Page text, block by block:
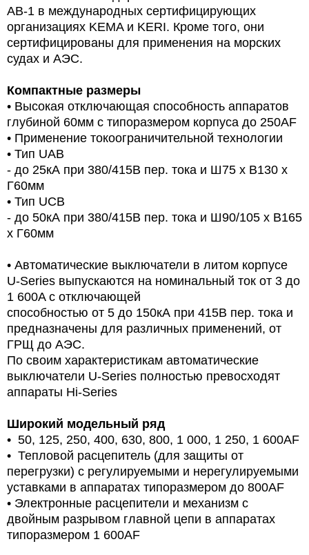
AB-1 в международных сертифицирующих
организациях KEMA и KERI. Кроме того, они
сертифицированы для применения на морских
судах и АЭС.
Компактные размеры
• Высокая отключающая способность аппаратов
глубиной 60мм с типоразмером корпуса до 250AF
• Применение токоограничительной технологии
• Тип UAB
- до 25кА при 380/415В пер. тока и Ш75 х В130 х
Г60мм
• Тип UCB
- до 50кА при 380/415В пер. тока и Ш90/105 х В165
х Г60мм
• Автоматические выключатели в литом корпусе
U-Series выпускаются на номинальный ток от 3 до
1 600A с отключающей
способностью от 5 до 150кА при 415В пер. тока и
предназначены для различных применений, от
ГРЩ до АЭС.
По своим характеристикам автоматические
выключатели U-Series полностью превосходят
аппараты Hi-Series
Широкий модельный ряд
• 50, 125, 250, 400, 630, 800, 1 000, 1 250, 1 600AF
• Тепловой расцепитель (для защиты от
перегрузки) с регулируемыми и нерегулируемыми
уставками в аппаратах типоразмером до 800AF
• Электронные расцепители и механизм с
двойным разрывом главной цепи в аппаратах
типоразмером 1 600AF